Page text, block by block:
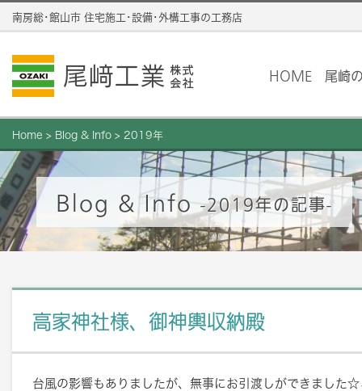
南房総･館山市 住宅施工･設備･外構工事の工務店
HOME 尾崎
Home > Blog & Info > 2019年
Blog & Info -2019年の記事-
高家神社様、御神輿収納殿
台風の影響もありましたが、無事にお引渡しができました☆